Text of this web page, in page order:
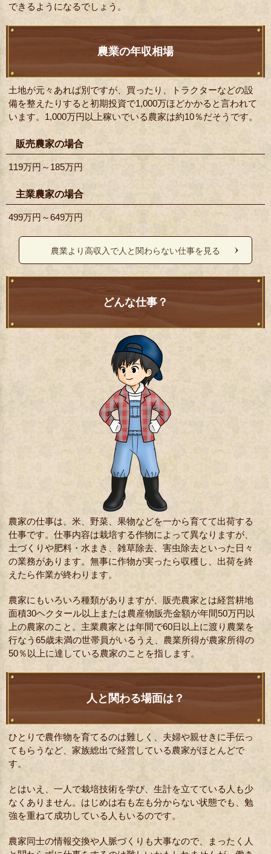
できるようになるでしょう。
農業の年収相場
土地が元々あれば別ですが、買ったり、トラクターなどの設
備を整えたりすると初期投資で1,000万ほどかかると言われて
います。1,000万円以上稼いでいる農家は約10％だそうです。
販売農家の場合
119万円～185万円
主業農家の場合
499万円～649万円
農業より高収入で人と関わらない仕事を見る
どんな仕事？
農家の仕事は、米、野菜、果物などを一から育てて出荷する
仕事です。仕事内容は栽培する作物によって異なりますが、
土づくりや肥料・水まき、雑草除去、害虫除去といった日々
の業務があります。無事に作物が実ったら収穫し、出荷を終
えたら作業が終わります。
農家にもいろいろ種類がありますが、販売農家とは経営耕地
面積30ヘクタール以上または農産物販売金額が年間50万円以
上の農家のこと。主業農家とは年間で60日以上に渡り農業を
行なう65歳未満の世帯員がいるうえ、農業所得が農家所得の
50％以上に達している農家のことを指します。
人と関わる場面は？
ひとりで農作物を育てるのは難しく、夫婦や親せきに手伝っ
てもらうなど、家族総出で経営している農家がほとんどで
す。
とはいえ、一人で栽培技術を学び、生計を立てている人も少
なくありません。はじめは右も左も分からない状態でも、勉
強を重ねて成功している人もいるのです。
農家同士の情報交換や人脈づくりも大事なので、まったく人